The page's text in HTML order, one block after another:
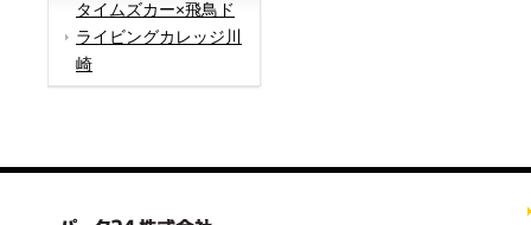
タイムズカー×飛鳥ド
ライビングカレッジ川
崎